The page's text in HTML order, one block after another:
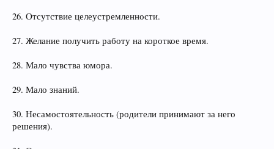
26. Отсутствие целеустремленности.
27. Желание получить работу на короткое время.
28. Мало чувства юмора.
29. Мало знаний.
30. Несамостоятельность (родители принимают за него
решения).